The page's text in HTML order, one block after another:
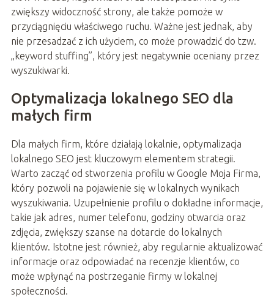
zwiększy widoczność strony, ale także pomoże w
przyciągnięciu właściwego ruchu. Ważne jest jednak, aby
nie przesadzać z ich użyciem, co może prowadzić do tzw.
„keyword stuffing”, który jest negatywnie oceniany przez
wyszukiwarki.
Optymalizacja lokalnego SEO dla
małych firm
Dla małych firm, które działają lokalnie, optymalizacja
lokalnego SEO jest kluczowym elementem strategii.
Warto zacząć od stworzenia profilu w Google Moja Firma,
który pozwoli na pojawienie się w lokalnych wynikach
wyszukiwania. Uzupełnienie profilu o dokładne informacje,
takie jak adres, numer telefonu, godziny otwarcia oraz
zdjęcia, zwiększy szanse na dotarcie do lokalnych
klientów. Istotne jest również, aby regularnie aktualizować
informacje oraz odpowiadać na recenzje klientów, co
może wpłynąć na postrzeganie firmy w lokalnej
społeczności.